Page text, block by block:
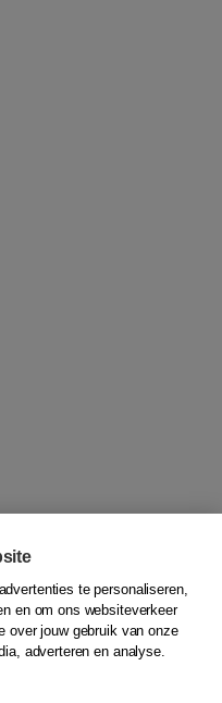
te personaliseren,
en om ons websiteverkeer
over jouw gebruik van onze
adverteren en analyse.